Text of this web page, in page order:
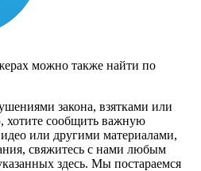
можно также найти по
закона, взятками или
хотите сообщить важную
или другими материалами,
свяжитесь с нами любым
здесь. Мы постараемся